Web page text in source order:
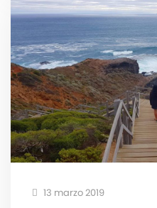
13 marzo 2019